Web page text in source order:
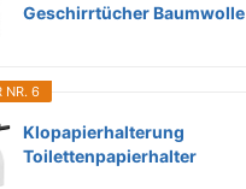
Geschirrtücher Baumwolle
NR. 6
Klopapierhalterung
Toilettenpapierhalter